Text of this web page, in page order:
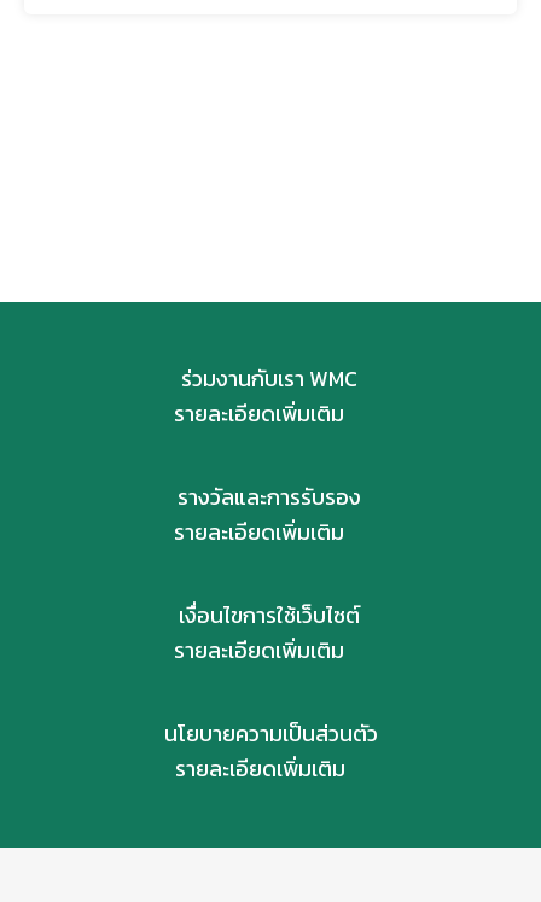
ร่วมงานกับเรา WMC
รายละเอียดเพิ่มเติม
รางวัลและการรับรอง
รายละเอียดเพิ่มเติม
เงื่อนไขการใช้เว็บไซต์
รายละเอียดเพิ่มเติม
นโยบายความเป็นส่วนตัว
รายละเอียดเพิ่มเติม